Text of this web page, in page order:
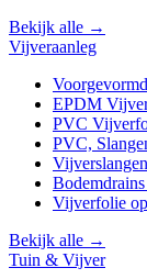
Bekijk alle →
Vijveraanleg
EPDM
PVC
PVC,
Vijverfolie
Bekijk alle →
Tuin & Vijver